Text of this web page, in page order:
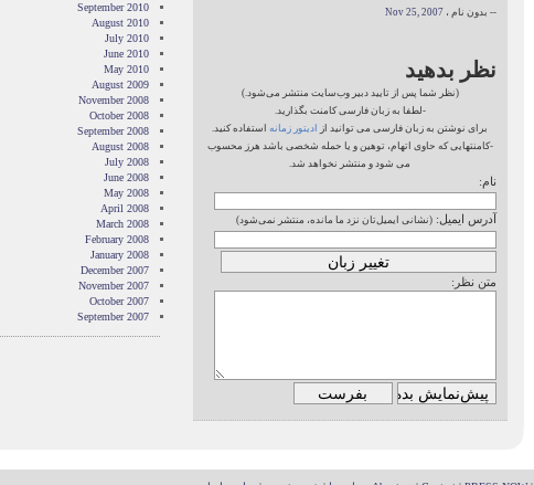
-- بدون نام ،Nov 25, 2007
نظر بدهید
(نظر شما پس از تایید دبیر وب‌سایت منتشر می‌شود.)
-لطفا به زبان فارسی کامنت بگذارید.
برای نوشتن به زبان فارسی می توانید از
ادیتور زمانه استفاده کنید.
-کامنتهایی که حاوی اتهام، توهین و یا حمله شخصی باشد هرز محسوب
می شود و منتشر نخواهد شد.
نام:
آدرس ایمیل: (نشانی ایمیل‌تان نزد ما مانده، منتشر نمی‌شود)
متن نظر:
September 2010
August 2010
July 2010
June 2010
May 2010
August 2009
November 2008
October 2008
September 2008
August 2008
July 2008
June 2008
May 2008
April 2008
March 2008
February 2008
January 2008
December 2007
November 2007
October 2007
September 2007